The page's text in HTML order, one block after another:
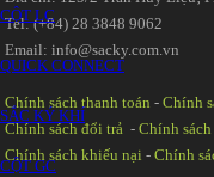
CỘT LC
QUICK CONNECT
SẮC KÝ KHÍ
CỘT GC
Tel: (+84) 28 3848 9062
Email: info@sacky.com.vn
Chính sách thanh toán -Chính
Chính sách đổi trả -Chính
Chính sách khiếu nại -Chính